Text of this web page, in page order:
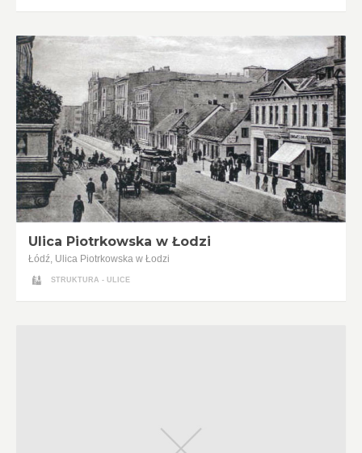
Ulica Piotrkowska w Łodzi
Łódź, Ulica Piotrkowska w Łodzi
STRUKTURA - ULICE